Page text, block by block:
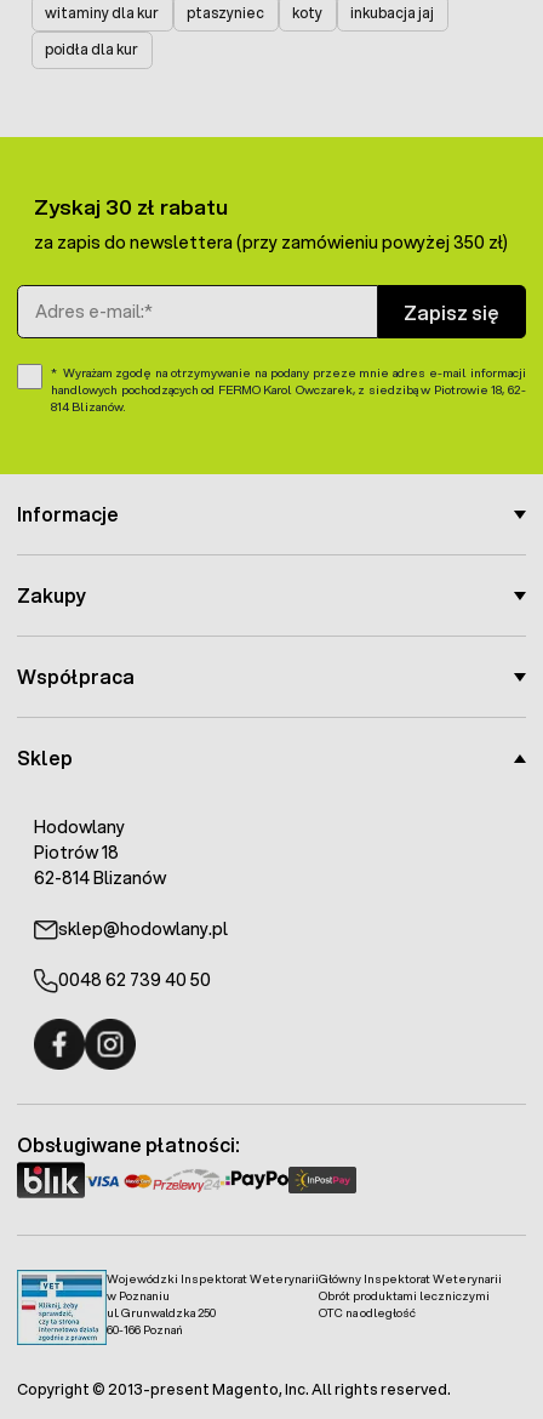
witaminy dla kur
ptaszyniec koty
inkubacja jaj
poidła dla kur
Sklep
Hodowlany
Piotrów 18
62-814 Blizanów
sklep@hodowlany.pl
0048 62 739 40 50
Informacje
Zakupy
Współpraca
Zyskaj 30 zł rabatu
za zapis do newslettera (przy zamówieniu powyżej 350 zł)
Adres e-mail
Zapisz się
Wyrażam zgodę na otrzymywanie na podany przeze mnie adres e-mail informacji
handlowych pochodzących od FERMO Karol Owczarek, z siedzibą w Piotrowie 18, 62-
814 Blizanów.
Wojewódzki Inspektorat Weterynarii
w Poznaniu
ul. Grunwaldzka 250
60-166 Poznań
Główny Inspektorat Weterynarii
Obrót produktami leczniczymi
OTC na odległość
Obsługiwane płatności:
Copyright © 2013-present Magento, Inc. All rights reserved.